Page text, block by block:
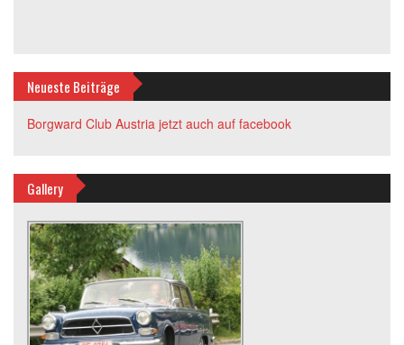
Neueste Beiträge
Borgward Club Austria jetzt auch auf facebook
Gallery